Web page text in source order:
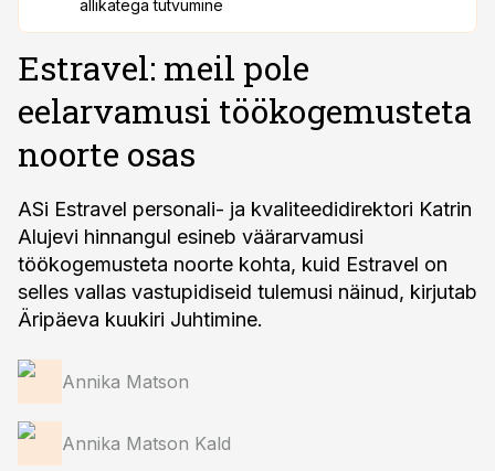
allikatega tutvumine
Estravel: meil pole
eelarvamusi töökogemusteta
noorte osas
ASi Estravel personali- ja kvaliteedidirektori Katrin
Alujevi hinnangul esineb väärarvamusi
töökogemusteta noorte kohta, kuid Estravel on
selles vallas vastupidiseid tulemusi näinud, kirjutab
Äripäeva kuukiri Juhtimine.
Annika Matson
Annika Matson Kald